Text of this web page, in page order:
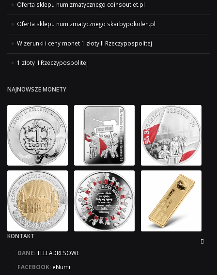
Oferta sklepu numizmatycznego coinsoutlet.pl
Oferta sklepu numizmatycznego skarbypokolen.pl
Wizerunki i ceny monet 1 złoty II Rzeczypospolitej
1 złoty II Rzeczypospolitej
NAJNOWSZE MONETY
KONTAKT
DANE:TELEADRESOWE
FACEBOOK: eNumi